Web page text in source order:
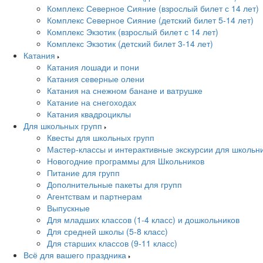
Комплекс Северное Сияние (взрослый билет с 14 лет)
Комплекс Северное Сияние (детский билет 5-14 лет)
Комплекс Экзотик (взрослый билет с 14 лет)
Комплекс Экзотик (детский билет 3-14 лет)
Катания
Катания лошади и пони
Катания северные олени
Катания на снежном банане и ватрушке
Катание на снегоходах
Катания квадроциклы
Для школьных групп
Квесты для школьных групп
Мастер-классы и интерактивные экскурсии для
Новогодние программы для Школьников
Питание для групп
Дополнительные пакеты для групп
Агентствам и партнерам
Выпускные
Для младших классов (1-4 класс) и дошкольников
Для средней школы (5-8 класс)
Для старших классов (9-11 класс)
Всё для вашего праздника